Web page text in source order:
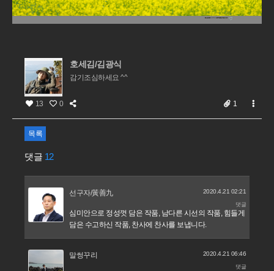
호세김/김광식
감기조심하세요 ^^
13 0 1
목록
댓글 12
선구자/黃善九 2020.4.21 02:21
댓글
심미안으로 정성껏 담은 작품, 남다른 시선의 작품, 힘들게
담은 수고하신 작품, 찬사에 찬사를 보냅니다.
말썽꾸리 2020.4.21 06:46
댓글